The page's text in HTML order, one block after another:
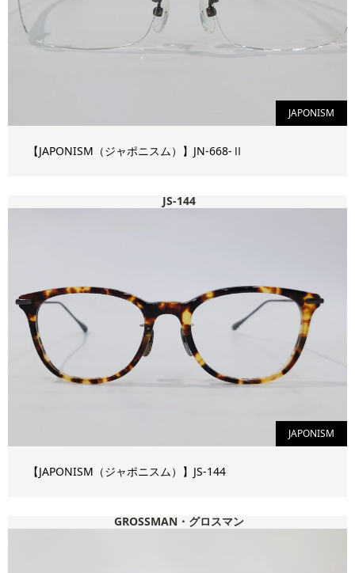
JAPONISM
【JAPONISM（ジャポニスム）】JN-668-Ⅱ
JS-144
JAPONISM
【JAPONISM（ジャポニスム）】JS-144
GROSSMAN・グロスマン